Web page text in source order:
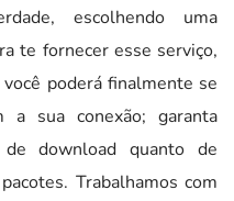
escolhendo uma
te fornecer esse serviço,
poderá finalmente se
sua conexão; garanta
download quanto de
Trabalhamos com